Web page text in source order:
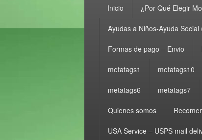
principalInicio ¿Por Qué Elegir
Ayudas a Niños-Ayuda Social
Formas de pago – Envio
metatags1 metatags10
metatags6 metatags7
Quienes somos
USA Service – USPS mail